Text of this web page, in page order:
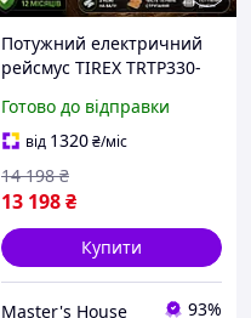
Потужний електричний
рейсмус TIREX TRTP330-
рейсмусовий верстат
2200 Вт з двома ножами
Німеччина Гарантія 12
міс
Готово до відправки
від 1320₴/міс
13 198₴
14 198 ₴
Купити
Master's House 93%